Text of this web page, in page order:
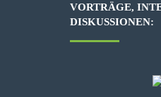
VORTRÄGE,
DISKUSSIONEN: